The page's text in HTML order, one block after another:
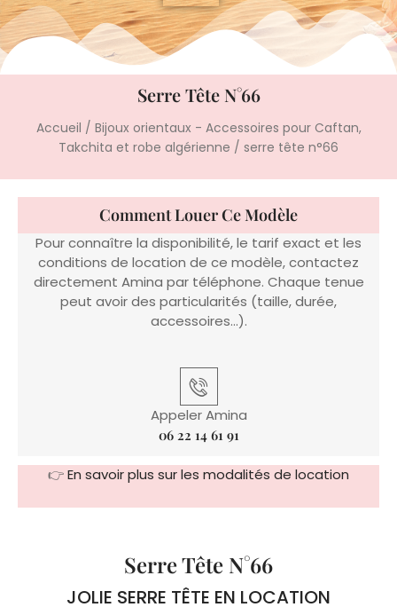
Serre Tête N°66
Accueil / Bijoux orientaux - Accessoires pour Caftan,
Takchita et robe algérienne / serre tête n°66
Comment Louer Ce Modèle
Pour connaître la disponibilité, le tarif exact et les
conditions de location de ce modèle, contactez
directement Amina par téléphone. Chaque tenue
peut avoir des particularités (taille, durée,
accessoires…).
Appeler Amina
06 22 14 61 91
👉En savoir plus sur les modalités de location
Serre Tête N°66
JOLIE SERRE TÊTE EN LOCATION